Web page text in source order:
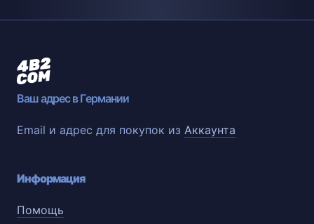
Ваш адрес в Германии
Email и адрес для покупок из Аккаунта
Информация
Помощь